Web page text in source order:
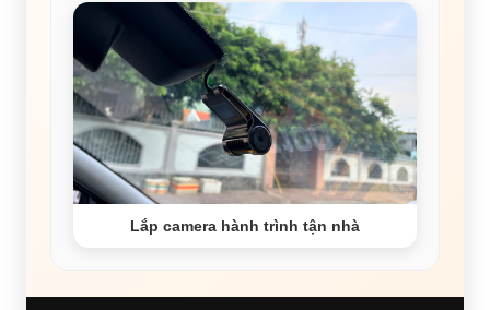
Lắp camera hành trình tận nhà